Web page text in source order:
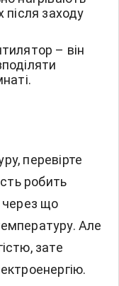
після заходу
– він
перевірте
робить
через що
Але
зате